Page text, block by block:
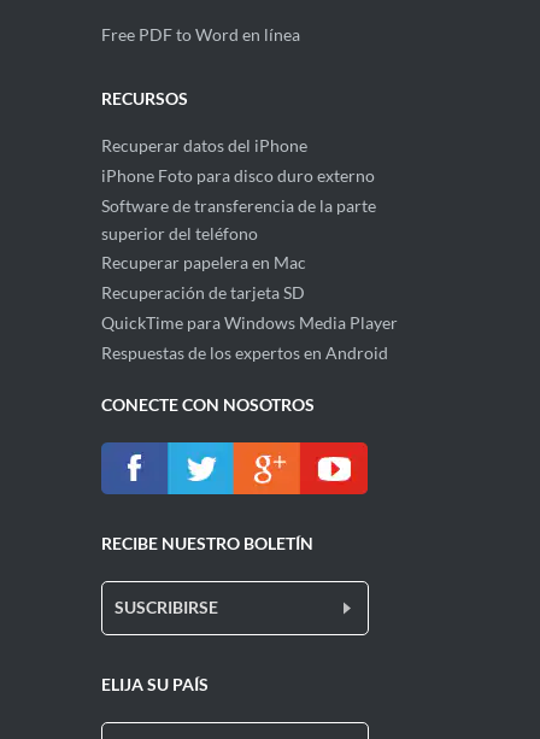
Free PDF to Word en línea
RECURSOS
Recuperar datos del iPhone
iPhone Foto para disco duro externo
Software de transferencia de la parte
superior del teléfono
Recuperar papelera en Mac
Recuperación de tarjeta SD
QuickTime para Windows Media Player
Respuestas de los expertos en Android
CONECTE CON NOSOTROS
RECIBE NUESTRO BOLETÍN
SUSCRIBIRSE
ELIJA SU PAÍS